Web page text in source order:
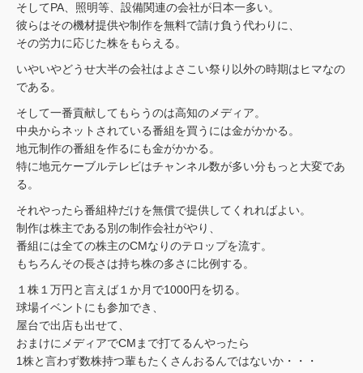
そしてPA、照明等、設備関連の会社が日本一多い。
彼らはその機材提供や制作を無料で請け負う代わりに、
その労力に応じた株をもらえる。
いやいやどうせ大半の会社はよさこい祭り以外の時期はヒマなの
である。
そして一番貢献してもらうのは高知のメディア。
中央からネットされている番組を買うには金がかかる。
地元制作の番組を作るにも金がかかる。
特に地元ケーブルテレビはチャンネル数が多い分もっと大変であ
る。
それやったら番組枠だけを無償で提供してくれればよい。
制作は株主である別の制作会社がやり、
番組には全ての株主のCMなりのテロップを流す。
もちろんその長さは持ち株の多さに比例する。
１株１万円と言えば１か月で1000円を切る。
球場イベントにも参加でき、
屋台で出店も出せて、
おまけにメディアでCMまで打てるんやったら
1株と言わず数株持つ輩もたくさんおるんではないか・・・